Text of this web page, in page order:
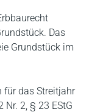
Das
Grundstück im
für das Streitjahr
2, § 23 EStG